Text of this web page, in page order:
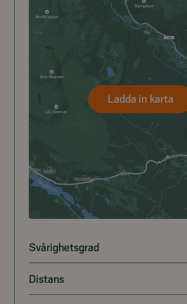
Ladda in karta
Svårighetsgrad
Distans